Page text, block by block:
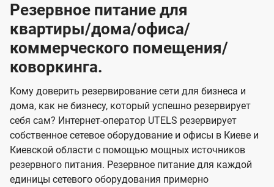
Резервное питание для
квартиры/дома/офиса/
коммерческого помещения/
коворкинга.
Кому доверить резервирование сети для бизнеса и
дома, как не бизнесу, который успешно резервирует
себя сам? Интернет-оператор UTELS резервирует
собственное сетевое оборудование и офисы в Киеве и
Киевской области с помощью мощных источников
резервного питания. Резервное питание для каждой
единицы сетевого оборудования примерно